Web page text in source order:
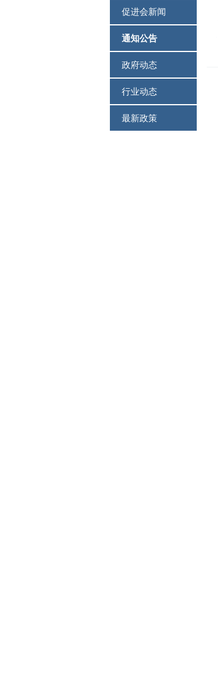
促进会新闻
通知公告
政府动态
行业动态
最新政策